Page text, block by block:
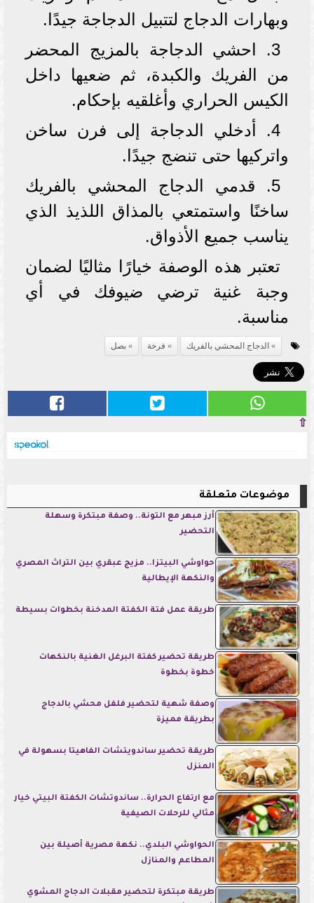
وبهارات الدجاج لتتبيل الدجاجة جيدًا.
3. احشي الدجاجة بالمزيج المحضر
من الفريك والكبدة، ثم ضعيها داخل
الكيس الحراري وأغلقيه بإحكام.
4. أدخلي الدجاجة إلى فرن ساخن
واتركيها حتى تنضج جيدًا.
5. قدمي الدجاج المحشي بالفريك
ساخنًا واستمتعي بالمذاق اللذيذ الذي
يناسب جميع الأذواق.
تعتبر هذه الوصفة خيارًا مثاليًا لضمان
وجبة غنية ترضي ضيوفك في أي
مناسبة.
الدجاج المحشي بالفريك فرخة بصل
⇧
موضوعات متعلقة
أرز مبهر مع التونة.. وصفة مبتكرة وسهلة
التحضير
حواوشي البيتزا.. مزيج عبقري بين التراث المصري
والنكهة الإيطالية
طريقة عمل فتة الكفتة المدخنة بخطوات بسيطة
طريقة تحضير كفتة البرغل الغنية بالنكهات
خطوة بخطوة
وصفة شهية لتحضير فلفل محشي بالدجاج
بطريقة مميزة
طريقة تحضير ساندويتشات الفاهيتا بسهولة في
المنزل
مع ارتفاع الحرارة.. ساندوتشات الكفتة البيتي خيار
مثالي للرحلات الصيفية
الحواوشي البلدي.. نكهة مصرية أصيلة بين
المطاعم والمنازل
طريقة مبتكرة لتحضير مقبلات الدجاج المشوي